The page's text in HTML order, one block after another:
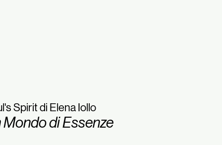
Spirit di Elena Iollo
Mondo di Essenze